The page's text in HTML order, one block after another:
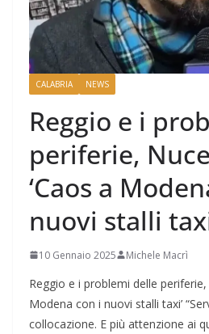
CALABRIA NEWS
Reggio e i
periferie,
‘Caos a
nuovi stalli
10 Gennaio 2025 Michele Macrì
Reggio e i problemi delle periferie,
Modena con i nuovi stalli taxi’
collocazione. E più attenzione ai